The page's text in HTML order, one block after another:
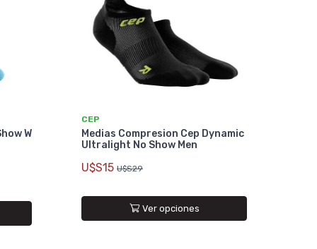
W
CEP
Medias Compresion Cep Dynamic
Ultralight No Show Men
U$S15 U$S29
Ver opciones